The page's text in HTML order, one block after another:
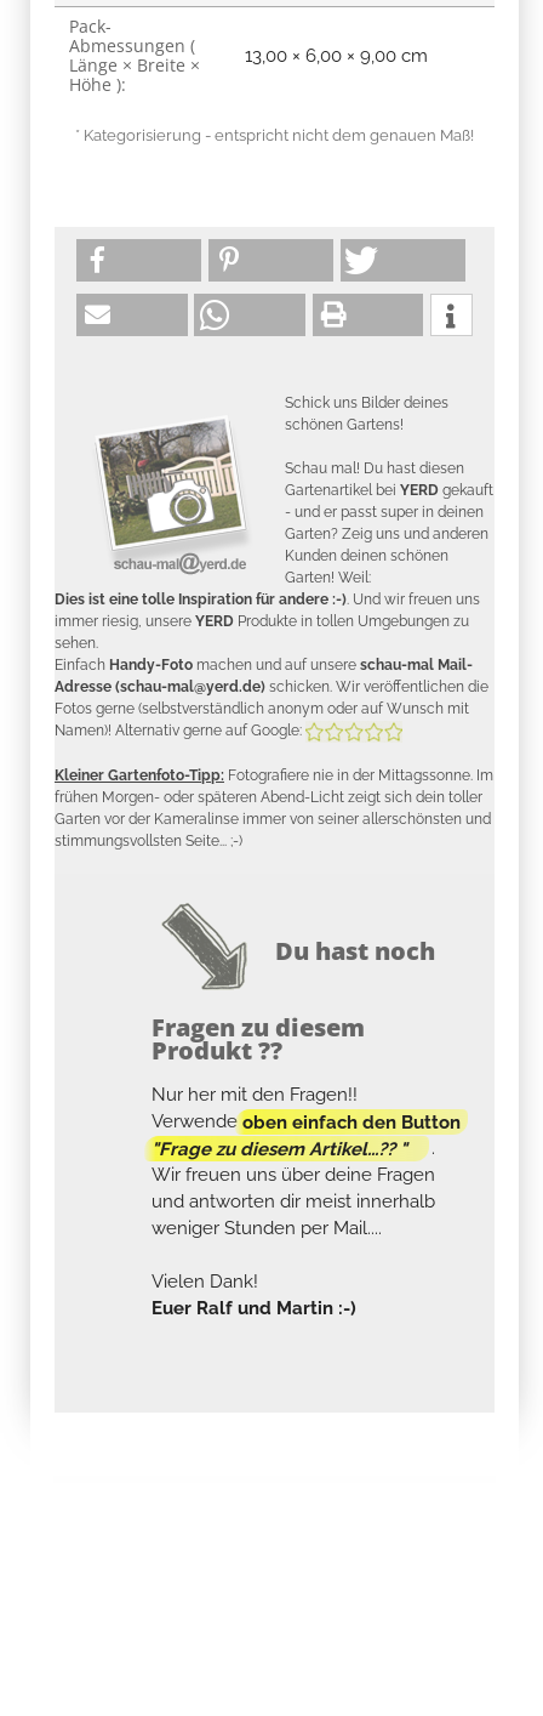
Pack-
Abmessungen (
Länge × Breite ×
Höhe ):
13,00 × 6,00 × 9,00 cm
* Kategorisierung - entspricht nicht dem genauen Maß!
Schick uns Bilder deines
schönen Gartens!
Schau mal! Du hast diesen
Gartenartikel bei YERD gekauft
- und er passt super in deinen
Garten? Zeig uns und anderen
Kunden deinen schönen
Garten! Weil:
Dies ist eine tolle Inspiration für andere :-). Und wir freuen uns
immer riesig, unsere YERD Produkte in tollen Umgebungen zu
sehen.
Einfach Handy-Foto machen und auf unsere schau-mal Mail-
Adresse (schau-mal@yerd.de) schicken. Wir veröffentlichen die
Fotos gerne (selbstverständlich anonym oder auf Wunsch mit
Namen)! Alternativ gerne auf Google:
Kleiner Gartenfoto-Tipp: Fotografiere nie in der Mittagssonne. Im
frühen Morgen- oder späteren Abend-Licht zeigt sich dein toller
Garten vor der Kameralinse immer von seiner allerschönsten und
stimmungsvollsten Seite... ;-)
Du hast noch
Fragen zu diesem
Produkt ??
Nur her mit den Fragen!!
Verwendeoben einfach den Button
"Frage zu diesem Artikel...?? "
.
Wir freuen uns über deine Fragen
und antworten dir meist innerhalb
weniger Stunden per Mail....
Vielen Dank!
Euer Ralf und Martin :-)